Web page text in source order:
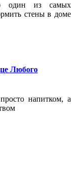
один из самых
стены в доме
Любого
напитком, а